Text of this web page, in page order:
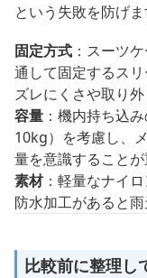
という失敗を防げま
固定方式 ：スーツ
通して固定するスリ
ズレにくさや取り
容量 ：機内持ち込
10kg）を考慮し、
量を意識することが
素材：軽量なナイロ
防水加工があると雨
比較前に整理し